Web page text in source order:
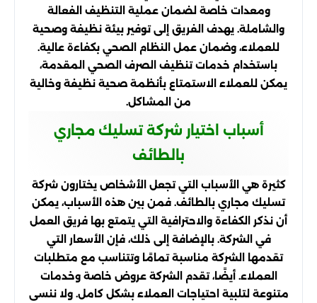
ومعدات خاصة لضمان عملية التنظيف الفعالة
والشاملة. يهدف الفريق إلى توفير بيئة نظيفة وصحية
للعملاء، وضمان عمل النظام الصحي بكفاءة عالية.
باستخدام خدمات تنظيف الصرف الصحي المقدمة،
يمكن للعملاء الاستمتاع بأنظمة صحية نظيفة وخالية
من المشاكل.
أسباب اختيار شركة تسليك مجاري
بالطائف
كثيرة هي الأسباب التي تجعل الأشخاص يختارون شركة
تسليك مجاري بالطائف. فمن بين هذه الأسباب، يمكن
أن نذكر الكفاءة والاحترافية التي يتمتع بها فريق العمل
في الشركة. بالإضافة إلى ذلك، فإن الأسعار التي
تقدمها الشركة مناسبة تمامًا وتتناسب مع متطلبات
العملاء. أيضًا، تقدم الشركة عروض خاصة وخدمات
متنوعة لتلبية احتياجات العملاء بشكل كامل. ولا ننسى